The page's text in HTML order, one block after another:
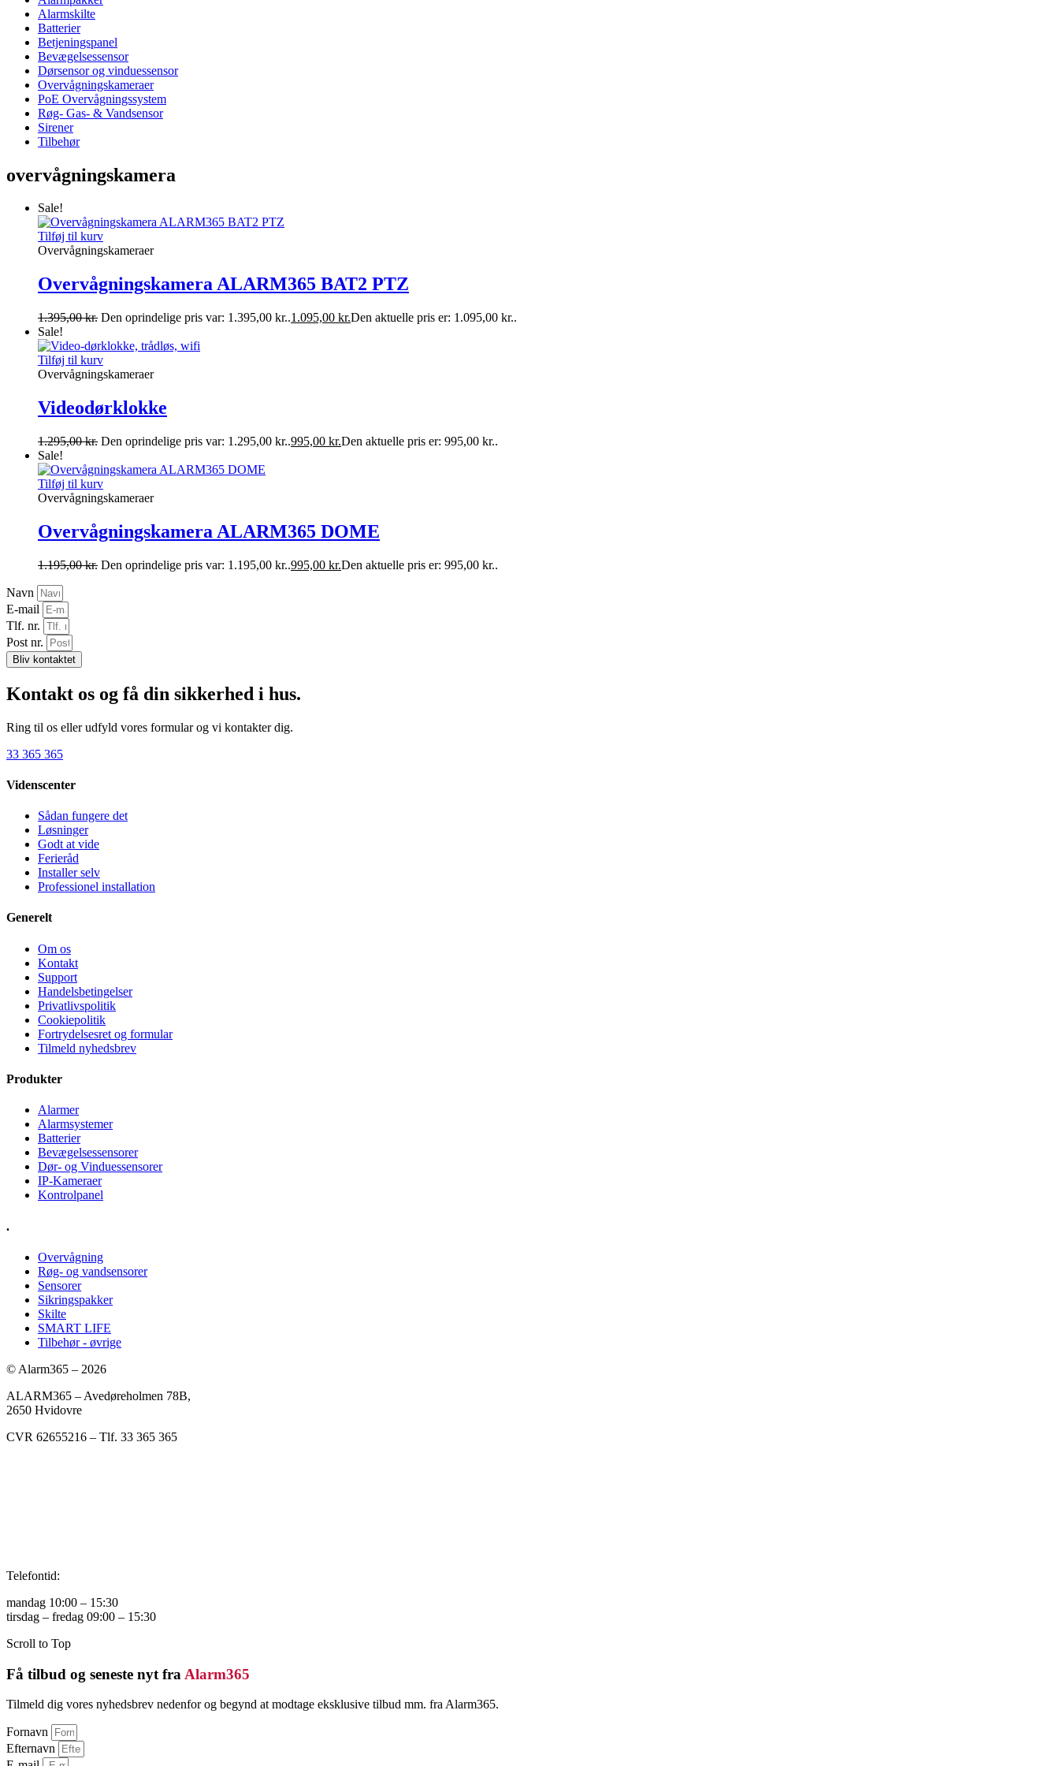
Alarmskilte
Batterier
Betjeningspanel
Bevægelsessensor
Dørsensor og vinduessensor
Overvågningskameraer
PoE Overvågningssystem
Røg- Gas- & Vandsensor
Sirener
Tilbehør
overvågningskamera
Sale!
Tilføj til kurv
Overvågningskameraer
Overvågningskamera ALARM365 BAT2 PTZ
1.395,00kr. Den oprindelige pris var: 1.395,00 kr..1.095,00 kr.Den aktuelle pris er: 1.095,00 kr..
Sale!
Tilføj til kurv
Overvågningskameraer
Videodørklokke
1.295,00kr. Den oprindelige pris var: 1.295,00 kr..995,00 kr.Den aktuelle pris er: 995,00 kr..
Sale!
Tilføj til kurv
Overvågningskameraer
Overvågningskamera ALARM365 DOME
1.195,00kr. Den oprindelige pris var: 1.195,00 kr..995,00 kr.Den aktuelle pris er: 995,00 kr..
Navn
E-mail
Tlf. nr.
Post nr.
Bliv kontaktet
Kontakt os og få din sikkerhed i hus.
Ring til os eller udfyld vores formular og vi kontakter dig.
33 365 365
Videnscenter
Sådan fungere det
Løsninger
Godt at vide
Ferieråd
Installer selv
Professionel installation
Generelt
Om os
Kontakt
Support
Handelsbetingelser
Privatlivspolitik
Cookiepolitik
Fortrydelsesret og formular
Tilmeld nyhedsbrev
Produkter
Alarmer
Alarmsystemer
Batterier
Bevægelsessensorer
Dør- og Vinduessensorer
IP-Kameraer
Kontrolpanel
.
Overvågning
Røg- og vandsensorer
Sensorer
Sikringspakker
Skilte
SMART LIFE
Tilbehør - øvrige
© Alarm365 – 2026
ALARM365 – Avedøreholmen 78B,
2650 Hvidovre
CVR 62655216 – Tlf. 33 365 365
Telefontid:
mandag 10:00 – 15:30
tirsdag – fredag 09:00 – 15:30
Scroll to Top
Få tilbud og seneste nyt fra Alarm365
Tilmeld dig vores nyhedsbrev nedenfor og begynd at modtage eksklusive tilbud mm. fra Alarm365.
Fornavn
Efternavn